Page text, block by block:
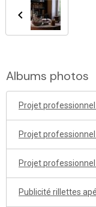
Albums photos
Projet
Projet
Projet
Publicité rillettes